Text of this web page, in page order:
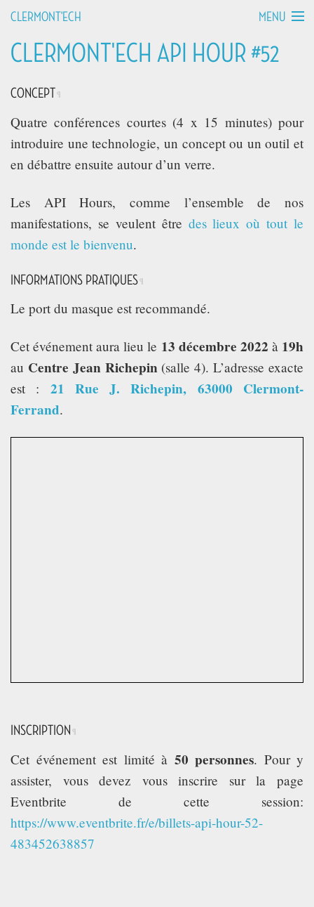
CLERMONT'ECH MENU
MANIFESTO
API HOURS
TALKS
WORKSHOPS
GROUPS
DEVCAMPS
BLOG
ASSOCIATION
CLERMONT'ECH API HOUR #52
CONCEPT ¶
Quatre conférences courtes (4 x 15 minutes) pour
introduire une technologie, un concept ou un outil et
en débattre ensuite autour d’un verre.
Les API Hours, comme l’ensemble de nos
manifestations, se veulent être des lieux où tout le
monde est le bienvenu.
INFORMATIONS PRATIQUES¶
Le port du masque est recommandé.
Cet événement aura lieu le 13 décembre 2022 à 19h
au Centre Jean Richepin(salle 4). L’adresse exacte
est : 21 Rue J. Richepin, 63000 Clermont-
Ferrand.
INSCRIPTION ¶
Cet événement est limité à 50 personnes. Pour y
assister, vous devez vous inscrire sur la page
Eventbrite de cette session:
https://www.eventbrite.fr/e/billets-api-hour-52-
483452638857